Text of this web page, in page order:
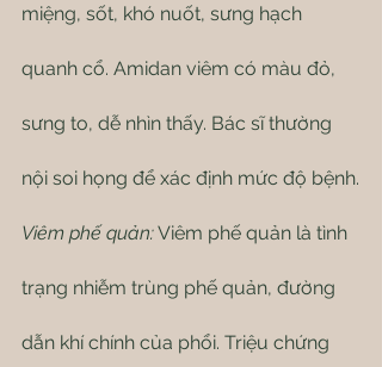
miệng, sốt, khó nuốt, sưng hạch
quanh cổ. Amidan viêm có màu đỏ,
sưng to, dễ nhìn thấy. Bác sĩ thường
nội soi họng để xác định mức độ bệnh.
Viêm phế quản: Viêm phế quản là tình
trạng nhiễm trùng phế quản, đường
dẫn khí chính của phổi. Triệu chứng